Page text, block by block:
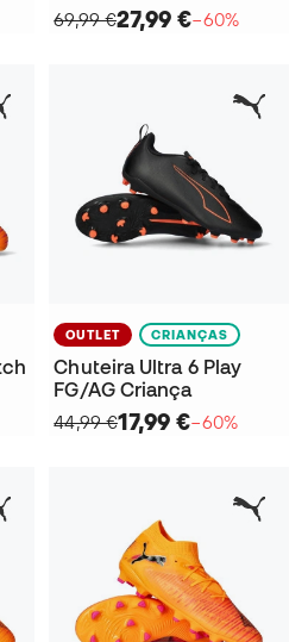
69,99 €27,99 €−60%
OUTLET CRIANÇAS
Chuteira Ultra 6 Play
FG/AG Criança
44,99 €17,99 €−60%